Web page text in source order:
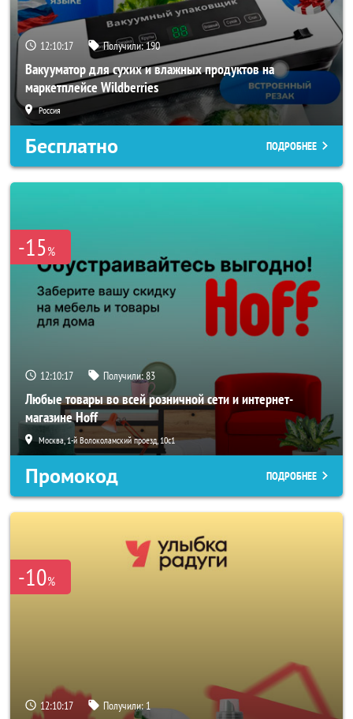
12:10:16 Получили:190
Вакууматор для сухих и влажных продуктов на
маркетплейсе Wildberries
Россия
Бесплатно ПОДРОБНЕЕ
-15%
12:10:16 Получили:83
Любые товары во всей розничной сети и интернет-
магазине Hoff
Москва, 1-й Волоколамский проезд, 10с1
Промокод ПОДРОБНЕЕ
-10%
12:10:16 Получили:1